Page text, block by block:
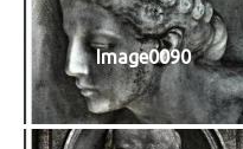
Image0090